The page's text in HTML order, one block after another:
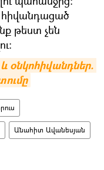
հիվանդացած
թեստ չեն
օնկոհիվանդներ.
Անահիտ Ավանեսյան